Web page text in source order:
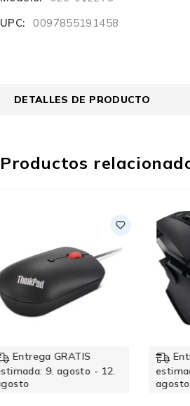
UPC:
0097855191458
DETALLES DE PRODUCTO
Productos
Entrega GRATIS
estimada: 9. agosto - 12.
agosto